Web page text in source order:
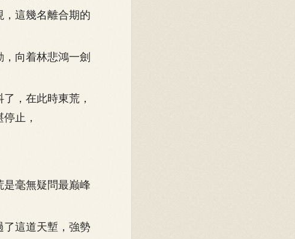
這幾名離合期的
向着林悲鴻一劍
，在此時東荒，
止，
毫無疑問最巅峰
這道天塹，強勢